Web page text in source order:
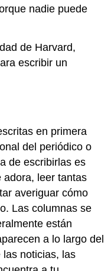
nadie puede
de Harvard,
escribir un
en primera
del periódico o
de escribirlas es
adora, leer tantas
averiguar cómo
Las columnas se
están
a lo largo del
las noticias, las